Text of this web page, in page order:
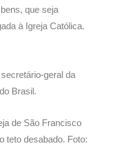
que seja
à Igreja Católica.
geral da
Brasil.